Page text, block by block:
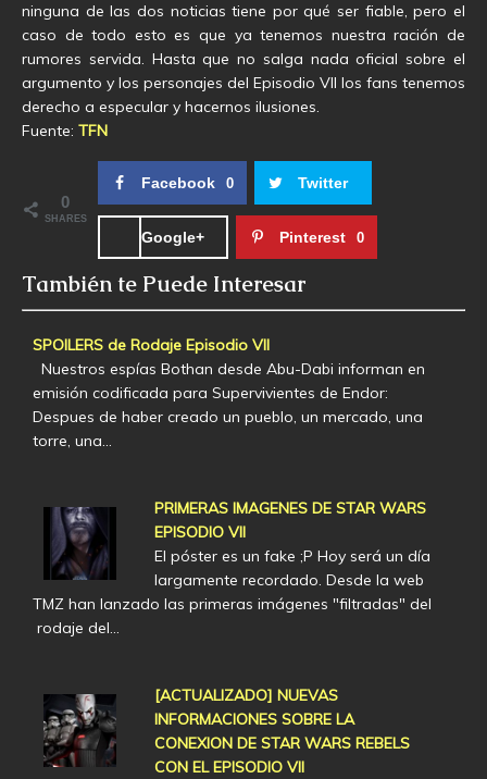
ninguna de las dos noticias tiene por qué ser fiable, pero el
caso de todo esto es que ya tenemos nuestra ración de
rumores servida. Hasta que no salga nada oficial sobre el
argumento y los personajes del Episodio VII los fans tenemos
derecho a especular y hacernos ilusiones.
Fuente: TFN
0
SHARES
Facebook 0 Twitter
Google+ Pinterest 0
También te Puede Interesar
SPOILERS de Rodaje Episodio VII
Nuestros espías Bothan desde Abu-Dabi informan en
emisión codificada para Supervivientes de Endor:
Despues de haber creado un pueblo, un mercado, una
torre, una…
PRIMERAS IMAGENES DE STAR WARS
EPISODIO VII
El póster es un fake ;P Hoy será un día
largamente recordado. Desde la web
TMZ han lanzado las primeras imágenes "filtradas" del
rodaje del…
[ACTUALIZADO] NUEVAS
INFORMACIONES SOBRE LA
CONEXION DE STAR WARS REBELS
CON EL EPISODIO VII